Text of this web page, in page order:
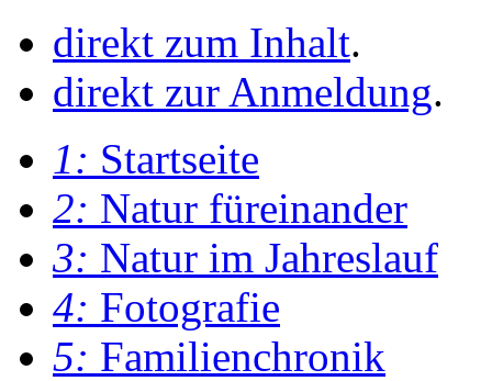
direkt zum Inhalt.
direkt zur Anmeldung.
1: Startseite
2: Natur füreinander
3: Natur im Jahreslauf
4: Fotografie
5: Familienchronik